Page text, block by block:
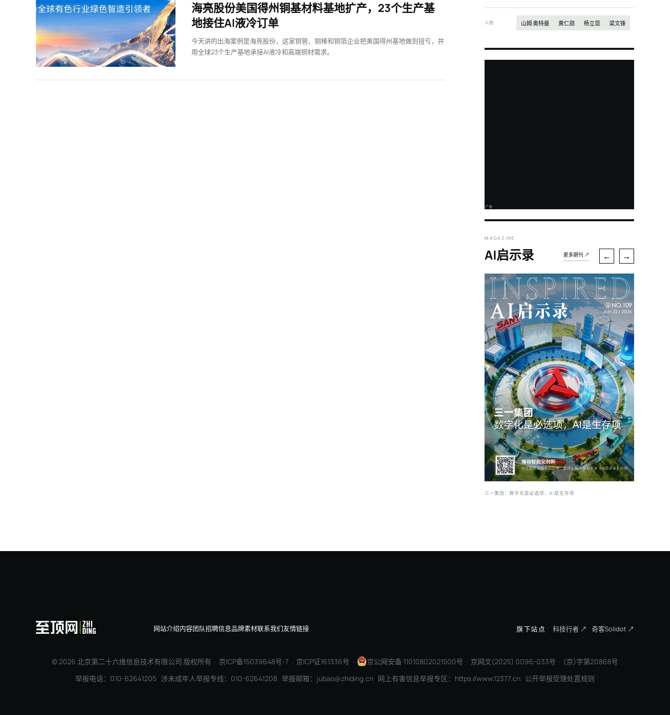
海亮股份美国得州铜基材料基地扩产，23个生产基
地接住AI液冷订单
今天讲的出海案例是海亮股份，这家铜管、铜棒和铜箔企业把美国得州基地做到扭亏，并
用全球23个生产基地承接AI液冷和高端铜材需求。
人物 山姆·奥特曼 黄仁勋 杨立昆 梁文锋
MAGAZINE
AI启示录 更多期刊 ↗ ← →
三一集团：数字化是必选项，AI是生存项
网站介绍内容团队招聘信息品牌素材联系我们友情链接 旗下站点 科技行者 ↗ 奇客Solidot ↗
© 2026 北京第二十六维信息技术有限公司 版权所有 · 京ICP备15039648号-7 · 京ICP证161336号 ·
京公网安备 11010802021500号 · 京网文(2025) 0096-033号 · (京)字第20868号
举报电话：010-62641205 涉未成年人举报专线：010-62641208 举报邮箱：jubao@zhiding.cn 网上有害信息举报专区： https://www.12377.cn 公开举报受理处置规则